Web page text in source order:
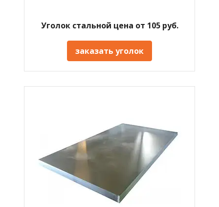
Уголок стальной цена от 105 руб.
заказать уголок